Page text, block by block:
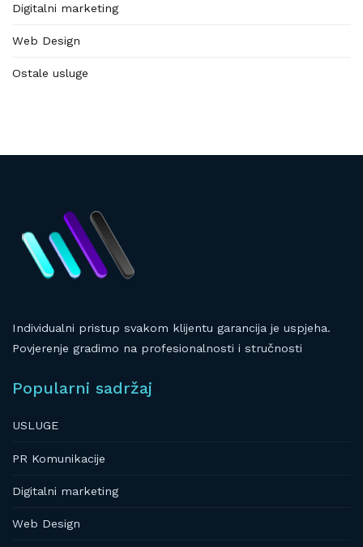
Digitalni marketing
Web Design
Ostale usluge
Individualni pristup svakom klijentu garancija je uspjeha.
Povjerenje gradimo na profesionalnosti i stručnosti
Popularni sadržaj
USLUGE
PR Komunikacije
Digitalni marketing
Web Design